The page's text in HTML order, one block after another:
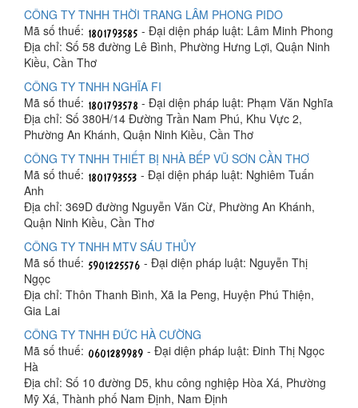
CÔNG TY TNHH THỜI TRANG LÂM PHONG PIDO
Mã số thuế:
- Đại diện pháp luật: Lâm Minh Phong
Địa chỉ: Số 58 đường Lê Bình, Phường Hưng Lợi, Quận Ninh
Kiều, Cần Thơ
CÔNG TY TNHH NGHĨA FI
Mã số thuế:
- Đại diện pháp luật: Phạm Văn Nghĩa
Địa chỉ: Số 380H/14 Đường Trần Nam Phú, Khu Vực 2,
Phường An Khánh, Quận Ninh Kiều, Cần Thơ
CÔNG TY TNHH THIẾT BỊ NHÀ BẾP VŨ SƠN CẦN THƠ
Mã số thuế:
- Đại diện pháp luật: Nghiêm Tuấn
Anh
Địa chỉ: 369D đường Nguyễn Văn Cừ, Phường An Khánh,
Quận Ninh Kiều, Cần Thơ
CÔNG TY TNHH MTV SÁU THỦY
Mã số thuế:
- Đại diện pháp luật: Nguyễn Thị
Ngọc
Địa chỉ: Thôn Thanh Bình, Xã Ia Peng, Huyện Phú Thiện,
Gia Lai
CÔNG TY TNHH ĐỨC HÀ CƯỜNG
Mã số thuế:
- Đại diện pháp luật: Đinh Thị Ngọc
Hà
Địa chỉ: Số 10 đường D5, khu công nghiệp Hòa Xá, Phường
Mỹ Xá, Thành phố Nam Định, Nam Định